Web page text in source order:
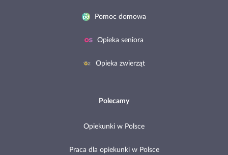
Pomoc domowa
Opieka seniora
Opieka zwierząt
Polecamy
Opiekunki w Polsce
Praca dla opiekunki w Polsce